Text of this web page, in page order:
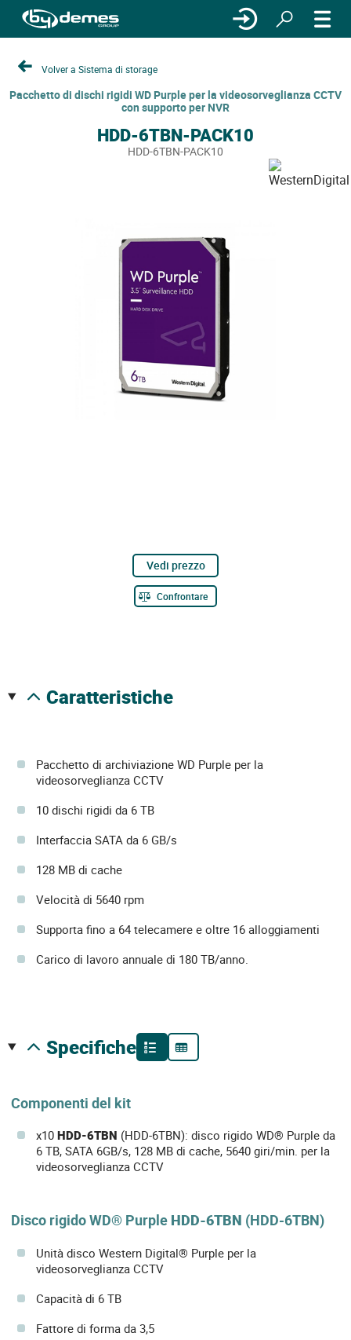
Volver a Sistema di storage
Pacchetto di dischi rigidi WD Purple per la videosorveglianza CCTV
con supporto per NVR
HDD-6TBN-PACK10
HDD-6TBN-PACK10
Vedi prezzo
Confrontare
caratteristiche
Pacchetto di archiviazione WD Purple per la
videosorveglianza CCTV
10 dischi rigidi da 6 TB
Interfaccia SATA da 6 GB/s
128 MB di cache
Velocità di 5640 rpm
Supporta fino a 64 telecamere e oltre 16 alloggiamenti
Carico di lavoro annuale di 180 TB/anno.
specifiche
Componenti del kit
x10 HDD-6TBN (HDD-6TBN): disco rigido WD® Purple da
6 TB, SATA 6GB/s, 128 MB di cache, 5640 giri/min. per la
videosorveglianza CCTV
Disco rigido WD® Purple HDD-6TBN (HDD-6TBN)
Unità disco Western Digital® Purple per la
videosorveglianza CCTV
Capacità di 6 TB
Fattore di forma da 3,5